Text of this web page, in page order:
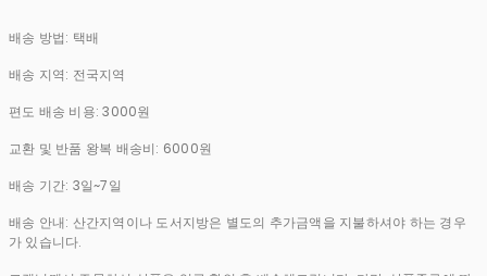
배송 방법: 택배
배송 지역: 전국지역
편도 배송 비용: 3000원
교환 및 반품 왕복 배송비: 6000원
배송 기간: 3일~7일
배송 안내: 산간지역이나 도서지방은 별도의 추가금액을 지불하셔야 하는 경우
가 있습니다.